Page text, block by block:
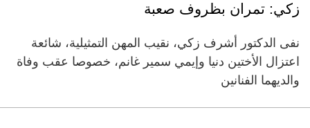
زكي: تمران بظروف صعبة
نفى الدكتور أشرف زكي، نقيب المهن التمثيلية، شائعة
اعتزال الأختين دنيا وإيمي سمير غانم، خصوصا عقب وفاة
والديهما الفنانين